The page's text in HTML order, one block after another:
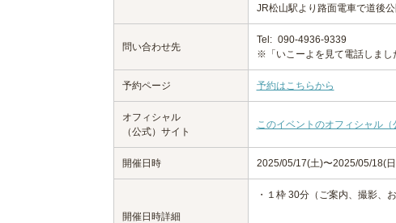
JR松山駅より路面電車で道後
問い合わせ先
Tel: 090-4936-9339
※「いこーよを見て電話しまし
予約ページ 予約はこちらから
オフィシャル
（公式）サイト
このイベントのオフィシャル（
開催日時 2025/05/17(土)〜2025/05/18(
開催日時詳細
・１枠 30分（ご案内、撮影、